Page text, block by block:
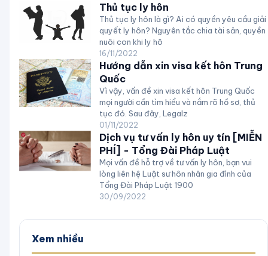
Thủ tục ly hôn
Thủ tục ly hôn là gì? Ai có quyền yêu cầu giải
quyết ly hôn? Nguyên tắc chia tài sản, quyền
nuôi con khi ly hô
16/11/2022
Hướng dẫn xin visa kết hôn Trung
Quốc
Vì vậy, vấn đề xin visa kết hôn Trung Quốc
mọi người cần tìm hiểu và nắm rõ hồ sơ, thủ
tục đó. Sau đây, Legalz
01/11/2022
Dịch vụ tư vấn ly hôn uy tín [MIỄN
PHÍ] - Tổng Đài Pháp Luật
Mọi vấn đề hỗ trợ về tư vấn ly hôn, bạn vui
lòng liên hệ Luật sư hôn nhân gia đình của
Tổng Đài Pháp Luật 1900
30/09/2022
Xem nhiều